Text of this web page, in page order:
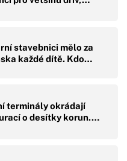
stavebnici mělo za
každé dítě. Kdo…
terminály okrádají
o desítky korun.…